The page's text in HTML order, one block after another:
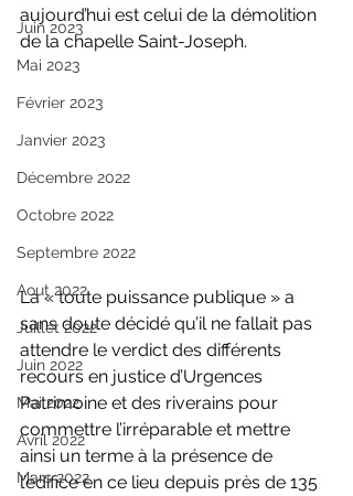
Juin 2023
Mai 2023
Février 2023
Janvier 2023
Décembre 2022
Octobre 2022
Septembre 2022
Aout 2022
Juillet 2022
Juin 2022
Mai 2022
Avril 2022
Mars 2022
aujourd’hui est celui de la démolition
de la chapelle Saint-Joseph.
La « toute puissance publique » a
sans doute décidé qu’il ne fallait pas
attendre le verdict des différents
recours en justice d’Urgences
Patrimoine et des riverains pour
commettre l’irréparable et mettre
ainsi un terme à la présence de
l’édifice en ce lieu depuis près de 135